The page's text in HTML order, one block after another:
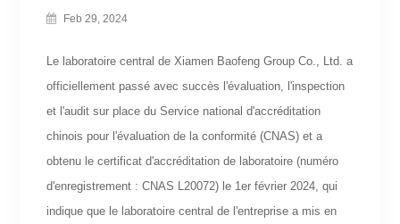
Feb 29, 2024
Le laboratoire central de Xiamen Baofeng Group Co., Ltd. a
officiellement passé avec succès l'évaluation, l'inspection
et l'audit sur place du Service national d'accréditation
chinois pour l'évaluation de la conformité (CNAS) et a
obtenu le certificat d'accréditation de laboratoire (numéro
d'enregistrement : CNAS L20072) le 1er février 2024, qui
indique que le laboratoire central de l'entreprise a mis en